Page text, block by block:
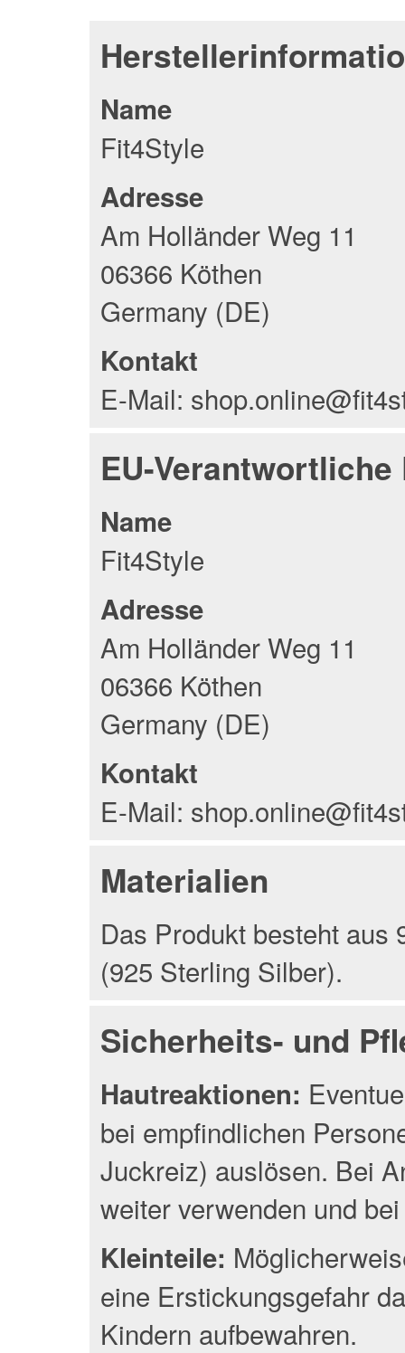
Name
Fit4Style
Adresse
Am Holländer Weg 11
06366 Köthen
Germany (DE)
Kontakt
E-Mail:
EU-Verantwortliche
Name
Fit4Style
Adresse
Am Holländer Weg 11
06366 Köthen
Germany (DE)
Kontakt
E-Mail:
Materialien
Das Produkt besteht aus
(925 Sterling Silber).
Sicherheits- und
Hautreaktionen:
bei empfindlichen
Juckreiz) auslösen. Bei
weiter verwenden und
Kleinteile:
eine Erstickungsgefahr
Kindern aufbewahren.